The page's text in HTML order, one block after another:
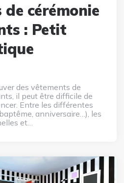
cérémonie
: Petit
des vêtements de
il peut être difficile de
Entre les différentes
anniversaire…), les
et…